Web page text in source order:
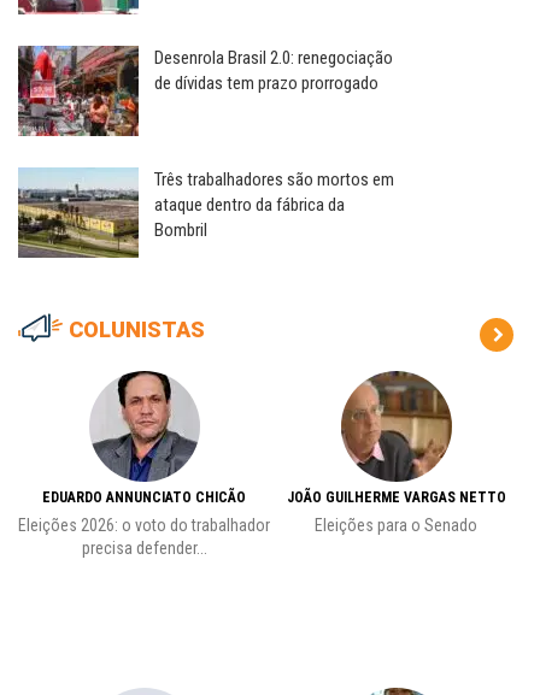
Desenrola Brasil 2.0: renegociação
de dívidas tem prazo prorrogado
Três trabalhadores são mortos em
ataque dentro da fábrica da
Bombril
COLUNISTAS
EDUARDO ANNUNCIATO CHICÃO
Eleições 2026: o voto do trabalhador
precisa defender...
JOÃO GUILHERME VARGAS NETTO
Eleições para o Senado